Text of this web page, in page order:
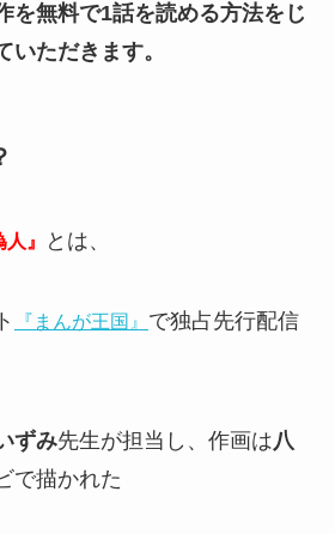
を無料で1話を読める方法をじ
いただきます。
人』 とは、
『まんが王国』 で独占先行配信
ずみ先生が担当し、作画は八
で描かれた